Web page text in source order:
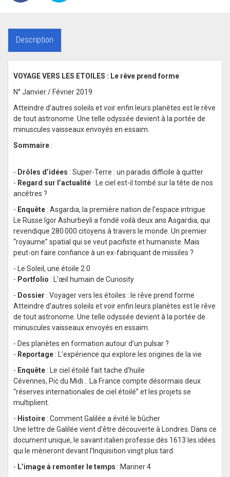
Description
VOYAGE VERS LES ETOILES : Le rêve prend forme
N° Janvier / Février 2019
Atteindre d’autres soleils et voir enfin leurs planètes est le rêve
de tout astronome. Une telle odyssée devient à la portée de
minuscules vaisseaux envoyés en essaim.
Sommaire :
- Drôles d’idées : Super-Terre : un paradis difficile à quitter
- Regard sur l’actualité : Le ciel est-il tombé sur la tête de nos
ancêtres ?
- Enquête : Asgardia, la première nation de l’espace intrigue
Le Russe Igor Ashurbeyli a fondé voilà deux ans Asgardia, qui
revendique 280 000 citoyens à travers le monde. Un premier
“royaume” spatial qui se veut pacifiste et humaniste. Mais
peut-on faire confiance à un ex-fabriquant de missiles ?
- Le Soleil, une étoile 2.0
- Portfolio : L’œil humain de Curiosity
- Dossier : Voyager vers les étoiles : le rêve prend forme
Atteindre d’autres soleils et voir enfin leurs planètes est le rêve
de tout astronome. Une telle odyssée devient à la portée de
minuscules vaisseaux envoyés en essaim.
- Des planètes en formation autour d’un pulsar ?
- Reportage : L’expérience qui explore les origines de la vie
- Enquête : Le ciel étoilé fait tache d’huile
Cévennes, Pic du Midi... La France compte désormais deux
“réserves internationales de ciel étoilé” et les projets se
multiplient.
- Histoire : Comment Galilée a évité le bûcher
Une lettre de Galilée vient d’être découverte à Londres. Dans ce
document unique, le savant italien professe dès 1613 les idées
qui le mèneront devant l’Inquisition vingt plus tard.
- L’image à remonter le temps : Mariner 4